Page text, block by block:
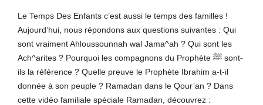
Le Temps Des Enfants c’est aussi le temps des familles !
Aujourd’hui, nous répondons aux questions suivantes : Qui
sont vraiment Ahloussounnah wal Jama^ah ? Qui sont les
Ach^arites ? Pourquoi les compagnons du Prophète ﷺ sont-
ils la référence ? Quelle preuve le Prophète Ibrahim a-t-il
donnée à son peuple ? Ramadan dans le Qour’an ? Dans
cette vidéo familiale spéciale Ramadan, découvrez :